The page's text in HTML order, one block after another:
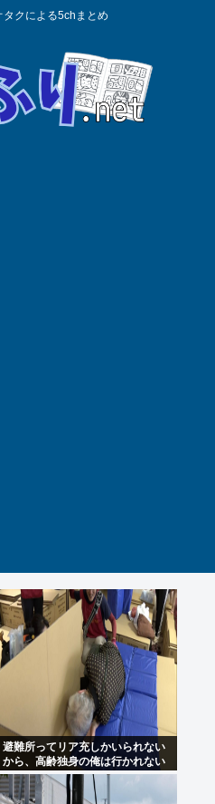
クによる5chまとめ
避難所ってリア充しかいられない
から、高齢独身の俺は行かれない
わ